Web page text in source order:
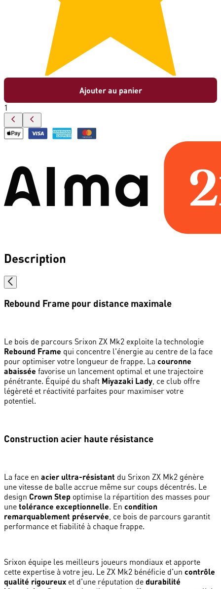
Ajouter au panier
1
Description
Rebound Frame pour distance maximale
Le bois de parcours Srixon ZX Mk2 exploite la technologie
Rebound Frame qui concentre l'énergie au centre de la face
pour optimiser votre longueur de frappe. La couronne
abaissée favorise un lancement optimal et une trajectoire
pénétrante. Équipé du shaft Miyazaki Lady, ce club offre
légèreté et réactivité parfaites pour maximiser votre
potentiel.
Construction acier haute résistance
La face en acier ultra-résistant du Srixon ZX Mk2 génère
une vitesse de balle accrue même sur coups décentrés. Le
design Crown Step optimise la répartition des masses pour
une tolérance exceptionnelle. En condition
remarquablement préservée , ce bois de parcours garantit
performance et fiabilité à chaque frappe.
Srixon équipe les meilleurs joueurs mondiaux et apporte
cette expertise à votre jeu. Le ZX Mk2 bénéficie d'un contrôle
qualité rigoureux et d'une réputation de durabilité